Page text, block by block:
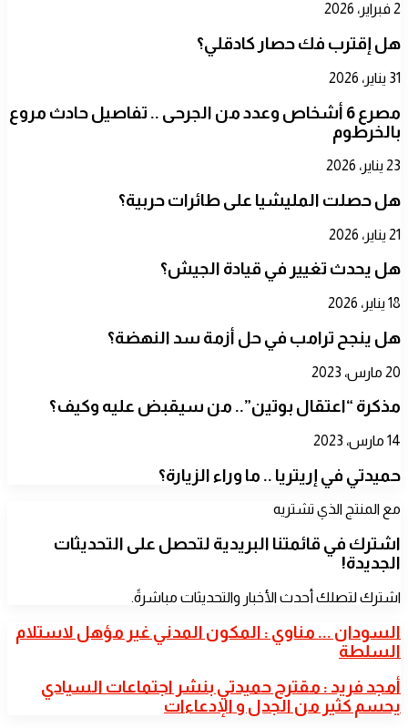
2 فبراير، 2026
هل إقترب فك حصار كادقلي؟
31 يناير، 2026
مصرع 6 أشخاص وعدد من الجرحى .. تفاصيل حادث مروع
بالخرطوم
23 يناير، 2026
هل حصلت المليشيا على طائرات حربية؟
21 يناير، 2026
هل يحدث تغيير في قيادة الجيش؟
18 يناير، 2026
هل ينجح ترامب في حل أزمة سد النهضة؟
20 مارس، 2023
مذكرة “اعتقال بوتين”.. من سيقبض عليه وكيف؟
14 مارس، 2023
حميدتي في إريتريا .. ما وراء الزيارة؟
مع المنتج الذي تشتريه
اشترك في قائمتنا البريدية لتحصل على التحديثات
الجديدة!
اشترك لتصلك أحدث الأخبار والتحديثات مباشرةً.
السودان
...
مناوي
:
المكون
المدني
السودان ... مناوي : المكون المدني غير مؤهل لاستلام
السلطة
أمجد
فريد
:
أمجد فريد : مقترح حميدتي بنشر اجتماعات السيادي
يحسم كثير من الجدل و الإدعاءات